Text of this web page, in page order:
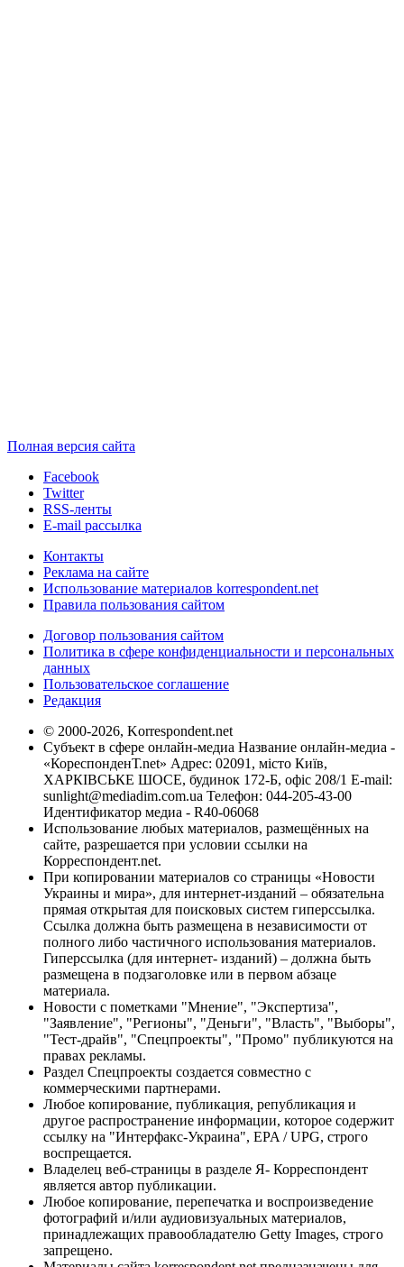
Полная версия сайта
Facebook
Twitter
RSS-ленты
E-mail рассылка
Контакты
Реклама на сайте
Использование материалов korrespondent.net
Правила пользования сайтом
Договор пользования сайтом
Политика в сфере конфиденциальности и персональных
данных
Пользовательское соглашение
Редакция
© 2000-2026, Korrespondent.net
Субъект в сфере онлайн-медиа Название онлайн-медиа -
«КореспонденТ.net» Адрес: 02091, місто Київ,
ХАРКІВСЬКЕ ШОСЕ, будинок 172-Б, офіс 208/1 E-mail:
sunlight@mediadim.com.ua Телефон: 044-205-43-00
Идентификатор медиа - R40-06068
Использование любых материалов, размещённых на
сайте, разрешается при условии ссылки на
Корреспондент.net.
При копировании материалов со страницы «Новости
Украины и мира», для интернет-изданий – обязательна
прямая открытая для поисковых систем гиперссылка.
Ссылка должна быть размещена в независимости от
полного либо частичного использования материалов.
Гиперссылка (для интернет- изданий) – должна быть
размещена в подзаголовке или в первом абзаце
материала.
Новости с пометками "Мнение", "Экспертиза",
"Заявление", "Регионы", "Деньги", "Власть", "Выборы",
"Тест-драйв", "Спецпроекты", "Промо" публикуются на
правах рекламы.
Раздел Спецпроекты создается совместно с
коммерческими партнерами.
Любое копирование, публикация, републикация и
другое распространение информации, которое содержит
ссылку на "Интерфакс-Украина", EPA / UPG, строго
воспрещается.
Владелец веб-страницы в разделе Я- Корреспондент
является автор публикации.
Любое копирование, перепечатка и воспроизведение
фотографий и/или аудиовизуальных материалов,
принадлежащих правообладателю Getty Images, строго
запрещено.